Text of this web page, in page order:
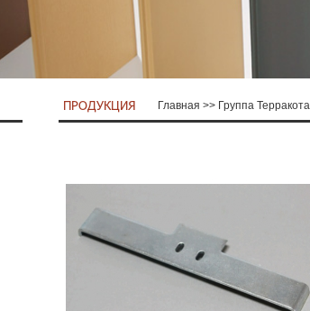
ПРОДУКЦИЯ Главная >> Группа Терракота